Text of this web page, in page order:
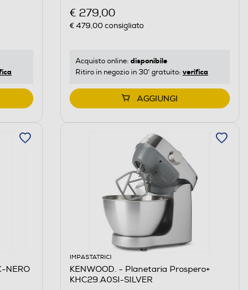
€ 279,00
€ 479,00consigliato
Acquisto online: disponibile
Ritiro in negozio in 30' gratuito: verifica
AGGIUNGI
NERO
IMPASTATRICI
KENWOOD. - Planetaria Prospero+
KHC29.A0SI-SILVER